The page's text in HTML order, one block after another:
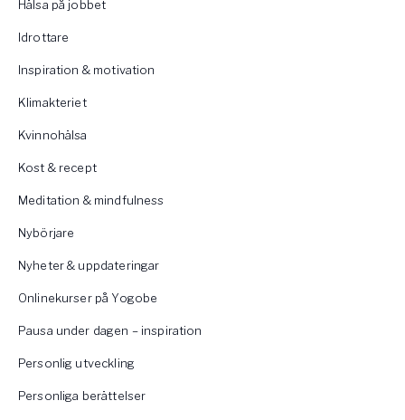
Hälsa på jobbet
Idrottare
Inspiration & motivation
Klimakteriet
Kvinnohälsa
Kost & recept
Meditation & mindfulness
Nybörjare
Nyheter & uppdateringar
Onlinekurser på Yogobe
Pausa under dagen – inspiration
Personlig utveckling
Personliga berättelser